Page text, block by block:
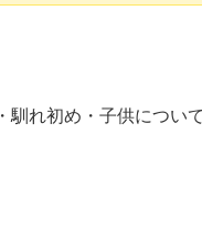
れ初め・子供につい